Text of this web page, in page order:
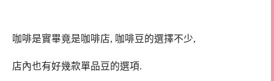
咖啡是實畢竟是咖啡店, 咖啡豆的選擇不少,
店內也有好幾款單品豆的選項.